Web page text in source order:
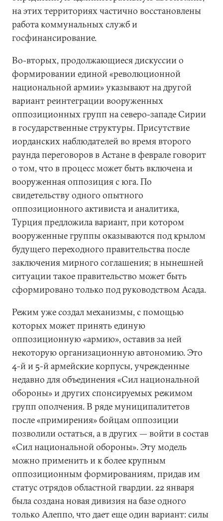
на этих территориях частично восстановлены
работа коммунальных служб и
госфинансирование.
Во-вторых, продолжающиеся дискуссии о
формировании единой «революционной
национальной армии» указывают на другой
вариант реинтеграции вооруженных
оппозиционных групп на северо-западе Сирии
в государственные структуры. Присутствие
иорданских наблюдателей во время второго
раунда переговоров в Астане в феврале говорит
о том, что в процесс может быть включена и
вооруженная оппозиция с юга. По
свидетельству одного опытного
оппозиционного активиста и аналитика,
Турция предложила вариант, при котором
вооруженные группы оказываются под крылом
будущего переходного правительства после
заключения мирного соглашения; в нынешней
ситуации такое правительство может быть
сформировано только под руководством Асада.
Режим уже создал механизмы, с помощью
которых может принять единую
оппозиционную «армию», оставив за ней
некоторую организационную автономию. Это
4-й и 5-й армейские корпусы, учрежденные
недавно для объединения «Сил национальной
обороны» и других спонсируемых режимом
групп ополчения. В ряде муниципалитетов
после «примирения» бойцам оппозиции
позволили остаться, а в других — войти в состав
«Сил национальной обороны». Эту модель
можно применить и к более крупным
оппозиционным формированиям, придав им
статус отрядов областной гвардии. 22 января
была создана новая дивизия на базе одного
только Алеппо, что дает еще один вариант: силы